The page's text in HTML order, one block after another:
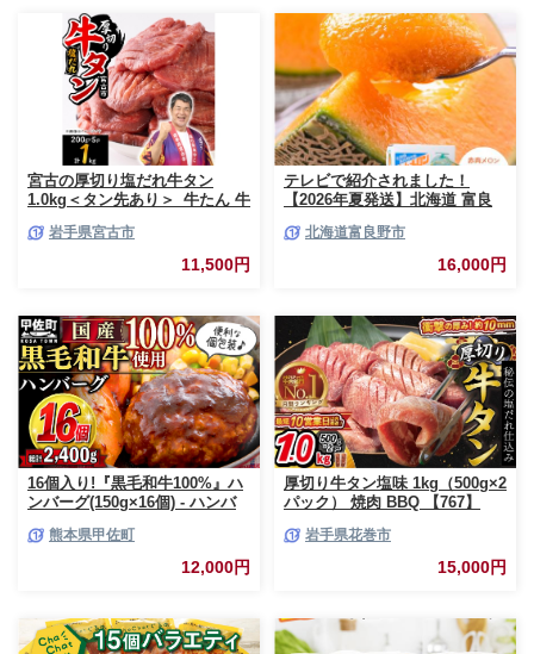
ぶ 焼肉 お祝い 記念日 ギフト
贈り物 贈答 プレゼント おすそ
分け 宮崎県 日南市 送料無料
_BCV1-24
宮古の厚切り塩だれ牛タン
1.0kg＜タン先あり＞_牛たん 牛
厚切り牛タン【1181948】
岩手県宮古市
11,500円
テレビで紹介されました！
【2026年夏発送】北海道 富良
上 大玉サイズ メロン
北海道富良野市
16,000円
16個入り!『黒毛和牛100%』ハ
ンバーグ(150g×16個) - ハンバ
個包装 小分け 人気 牛肉100%
黒毛和牛 冷凍 国産 おすすめ ラ
ンキング 和牛 お取り寄せ 焼く
産牛 総菜 甲佐町【価格改定】X
熊本県甲佐町
12,000円
厚切り牛タン塩味 1kg（500g×2
パック） 焼肉 BBQ 【767】
岩手県花巻市
15,000円